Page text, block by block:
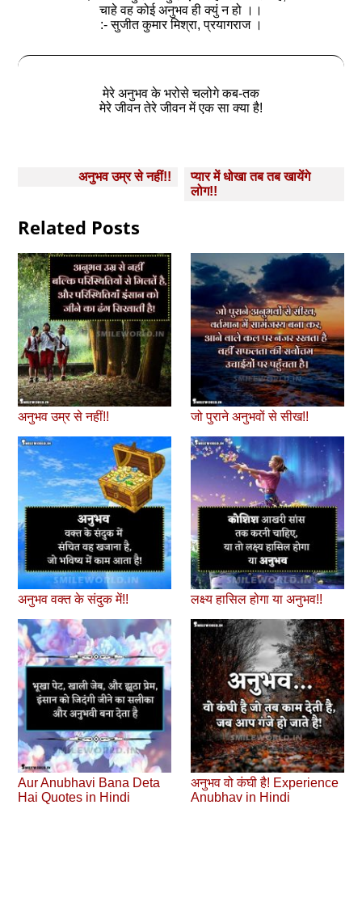
चाहे वह कोई अनुभव ही क्युं न हो ।।
:- सुजीत कुमार मिश्रा, प्रयागराज ।
मेरे अनुभव के भरोसे चलोगे कब-तक
मेरे जीवन तेरे जीवन में एक सा क्या है!
अनुभव उम्र से नहीं!!
प्यार में धोखा तब तब खायेंगे
लोग!!
Related Posts
अनुभव उम्र से नहीं!! जो पुराने अनुभवों से सीख!!
अनुभव वक्त के संदुक में!! लक्ष्य हासिल होगा या अनुभव!!
Aur Anubhavi Bana Deta
Hai Quotes in Hindi
अनुभव वो कंघी है! Experience
Anubhav in Hindi